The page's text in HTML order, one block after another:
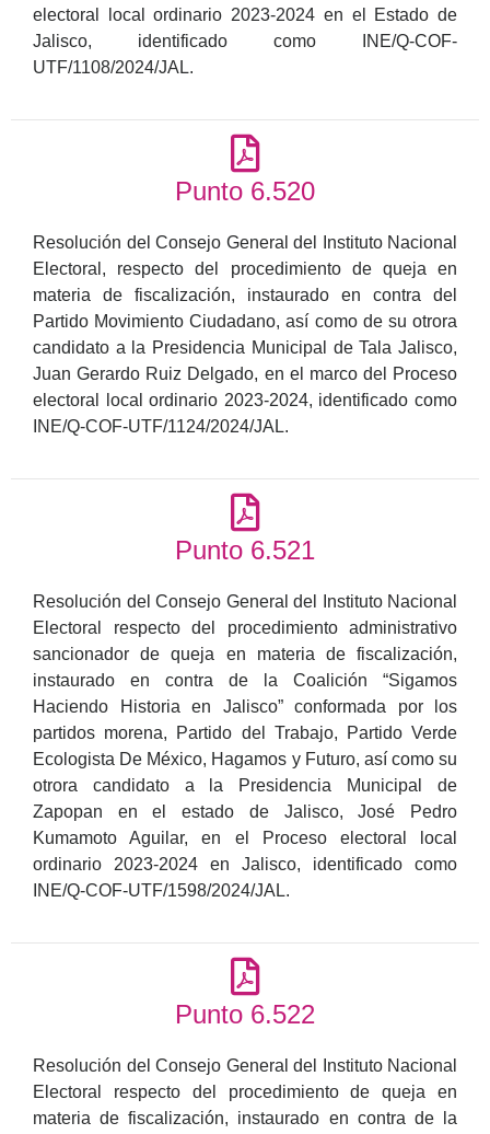
electoral local ordinario 2023-2024 en el Estado de
Jalisco, identificado como INE/Q-COF-
UTF/1108/2024/JAL.
Punto 6.520
Resolución del Consejo General del Instituto Nacional
Electoral, respecto del procedimiento de queja en
materia de fiscalización, instaurado en contra del
Partido Movimiento Ciudadano, así como de su otrora
candidato a la Presidencia Municipal de Tala Jalisco,
Juan Gerardo Ruiz Delgado, en el marco del Proceso
electoral local ordinario 2023-2024, identificado como
INE/Q-COF-UTF/1124/2024/JAL.
Punto 6.521
Resolución del Consejo General del Instituto Nacional
Electoral respecto del procedimiento administrativo
sancionador de queja en materia de fiscalización,
instaurado en contra de la Coalición “Sigamos
Haciendo Historia en Jalisco” conformada por los
partidos morena, Partido del Trabajo, Partido Verde
Ecologista De México, Hagamos y Futuro, así como su
otrora candidato a la Presidencia Municipal de
Zapopan en el estado de Jalisco, José Pedro
Kumamoto Aguilar, en el Proceso electoral local
ordinario 2023-2024 en Jalisco, identificado como
INE/Q-COF-UTF/1598/2024/JAL.
Punto 6.522
Resolución del Consejo General del Instituto Nacional
Electoral respecto del procedimiento de queja en
materia de fiscalización, instaurado en contra de la